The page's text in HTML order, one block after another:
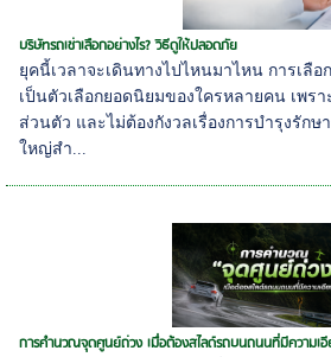
บริษัทรถเช่าเลือกอย่างไร? วิธีดูให้ปลอดภัย
ยุคนี้เวลาจะเดินทางไปไหนมาไหน การเลือ
เป็นตัวเลือกยอดนิยมของใครหลายคน เพร
ส่วนตัว และไม่ต้องกังวลเรื่องการบำรุงรัก
ใหญ่สำ...
การคำนวณจุดศูนย์ถ่วง เมื่อต้องสไลด์รถบนถนนที่มีความเ